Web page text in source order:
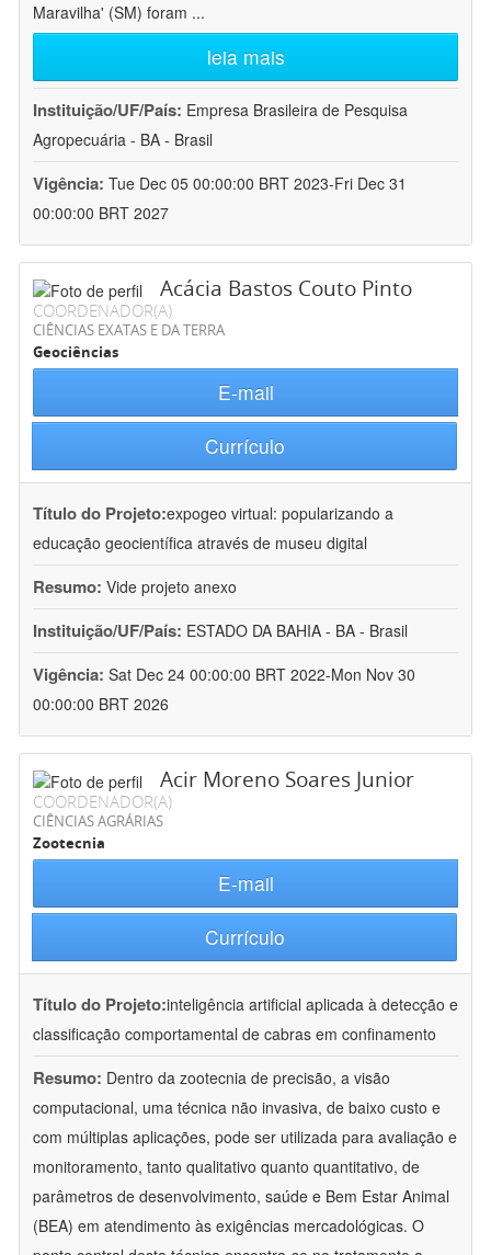
Maravilha' (SM) foram ...
leia mais
Instituição/UF/País: Empresa Brasileira de Pesquisa
Agropecuária - BA - Brasil
Vigência: Tue Dec 05 00:00:00 BRT 2023-Fri Dec 31
00:00:00 BRT 2027
Acácia Bastos Couto Pinto
COORDENADOR(A)
CIÊNCIAS EXATAS E DA TERRA
Geociências
E-mail
Currículo
Título do Projeto:expogeo virtual: popularizando a
educação geocientífica através de museu digital
Resumo: Vide projeto anexo
Instituição/UF/País: ESTADO DA BAHIA - BA - Brasil
Vigência: Sat Dec 24 00:00:00 BRT 2022-Mon Nov 30
00:00:00 BRT 2026
Acir Moreno Soares Junior
COORDENADOR(A)
CIÊNCIAS AGRÁRIAS
Zootecnia
E-mail
Currículo
Título do Projeto:inteligência artificial aplicada à detecção e
classificação comportamental de cabras em confinamento
Resumo: Dentro da zootecnia de precisão, a visão
computacional, uma técnica não invasiva, de baixo custo e
com múltiplas aplicações, pode ser utilizada para avaliação e
monitoramento, tanto qualitativo quanto quantitativo, de
parâmetros de desenvolvimento, saúde e Bem Estar Animal
(BEA) em atendimento às exigências mercadológicas. O